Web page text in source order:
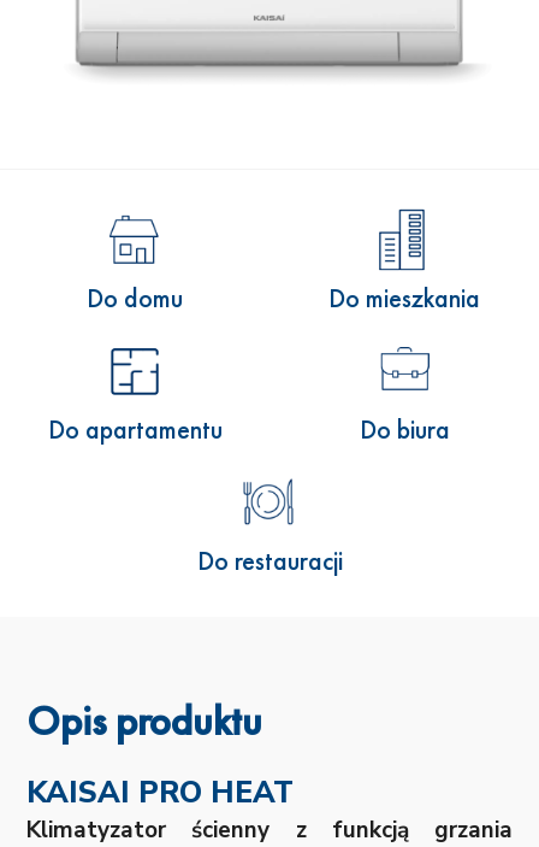
Do domu Do mieszkania
Do apartamentu Do biura
Do restauracji
Opis produktu
KAISAI PRO HEAT
Klimatyzator ścienny z funkcją grzania